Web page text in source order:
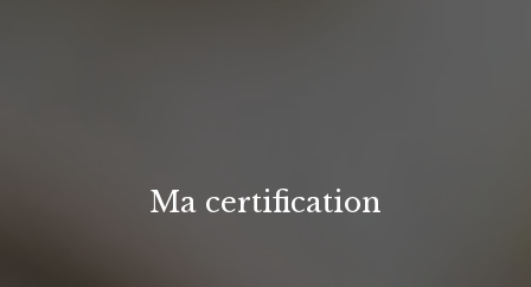
Ma certification